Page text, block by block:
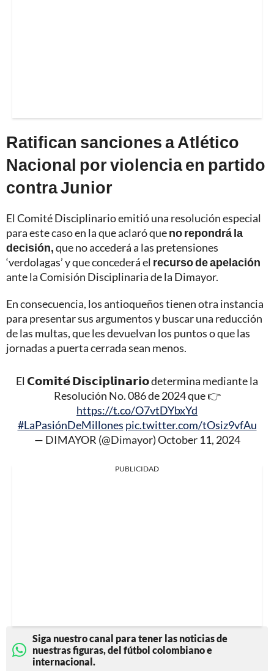
Ratifican sanciones a Atlético
Nacional por violencia en partido
contra Junior
El Comité Disciplinario emitió una resolución especial
para este caso en la que aclaró queno repondrá la
decisión,que no accederá a las pretensiones
‘verdolagas’ y que concederá el recurso de apelación
ante la Comisión Disciplinaria de la Dimayor.
En consecuencia, los antioqueños tienen otra instancia
para presentar sus argumentos y buscar una reducción
de las multas, que les devuelvan los puntos o que las
jornadas a puerta cerrada sean menos.
El 𝗖𝗼𝗺𝗶𝘁𝗲́ 𝗗𝗶𝘀𝗰𝗶𝗽𝗹𝗶𝗻𝗮𝗿𝗶𝗼 determina mediante la
Resolución No. 086 de 2024 que 👉
https://t.co/O7vtDYbxYd
#LaPasiónDeMillones pic.twitter.com/tOsiz9vfAu
— DIMAYOR (@Dimayor)October 11, 2024
PUBLICIDAD
Siga nuestro canal para tener las noticias de
nuestras figuras, del fútbol colombiano e
internacional.